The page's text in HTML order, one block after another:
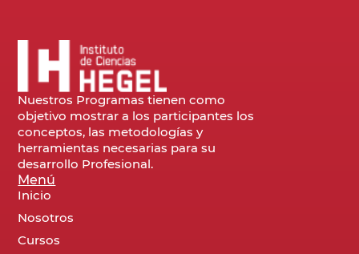
Nuestros Programas tienen como
objetivo mostrar a los participantes los
conceptos, las metodologías y
herramientas necesarias para su
desarrollo Profesional.
Menú
Inicio
Nosotros
Cursos